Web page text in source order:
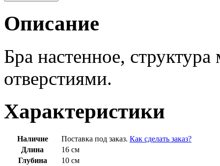
Описание
Бра настенное,
отверстиями.
Характеристики
Наличие Поставка под заказ. Как сделать заказ?
Длина
16 см
Глубина
10 см